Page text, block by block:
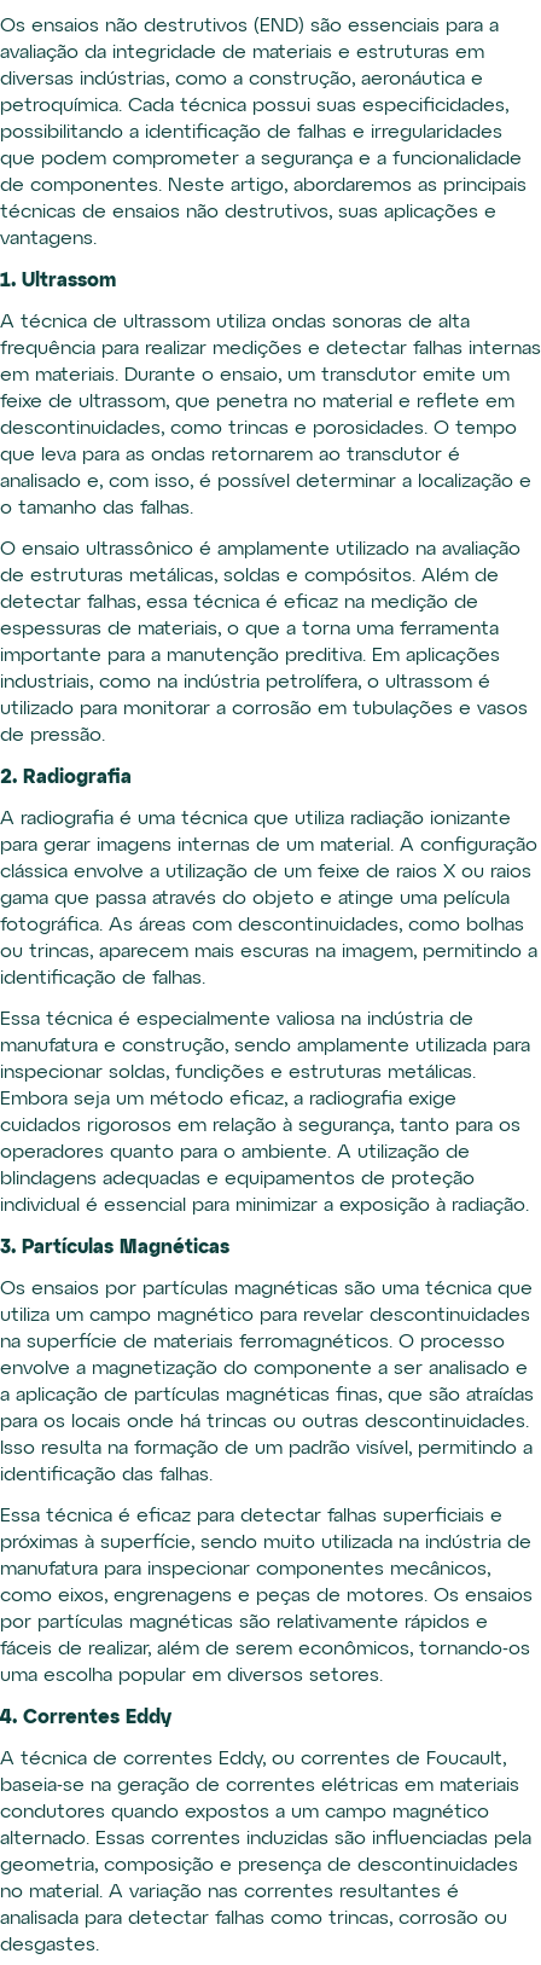
Os ensaios não destrutivos (END) são essenciais para a
avaliação da integridade de materiais e estruturas em
diversas indústrias, como a construção, aeronáutica e
petroquímica. Cada técnica possui suas especificidades,
possibilitando a identificação de falhas e irregularidades
que podem comprometer a segurança e a funcionalidade
de componentes. Neste artigo, abordaremos as principais
técnicas de ensaios não destrutivos, suas aplicações e
vantagens.
1. Ultrassom
A técnica de ultrassom utiliza ondas sonoras de alta
frequência para realizar medições e detectar falhas internas
em materiais. Durante o ensaio, um transdutor emite um
feixe de ultrassom, que penetra no material e reflete em
descontinuidades, como trincas e porosidades. O tempo
que leva para as ondas retornarem ao transdutor é
analisado e, com isso, é possível determinar a localização e
o tamanho das falhas.
O ensaio ultrassônico é amplamente utilizado na avaliação
de estruturas metálicas, soldas e compósitos. Além de
detectar falhas, essa técnica é eficaz na medição de
espessuras de materiais, o que a torna uma ferramenta
importante para a manutenção preditiva. Em aplicações
industriais, como na indústria petrolífera, o ultrassom é
utilizado para monitorar a corrosão em tubulações e vasos
de pressão.
2. Radiografia
A radiografia é uma técnica que utiliza radiação ionizante
para gerar imagens internas de um material. A configuração
clássica envolve a utilização de um feixe de raios X ou raios
gama que passa através do objeto e atinge uma película
fotográfica. As áreas com descontinuidades, como bolhas
ou trincas, aparecem mais escuras na imagem, permitindo a
identificação de falhas.
Essa técnica é especialmente valiosa na indústria de
manufatura e construção, sendo amplamente utilizada para
inspecionar soldas, fundições e estruturas metálicas.
Embora seja um método eficaz, a radiografia exige
cuidados rigorosos em relação à segurança, tanto para os
operadores quanto para o ambiente. A utilização de
blindagens adequadas e equipamentos de proteção
individual é essencial para minimizar a exposição à radiação.
3. Partículas Magnéticas
Os ensaios por partículas magnéticas são uma técnica que
utiliza um campo magnético para revelar descontinuidades
na superfície de materiais ferromagnéticos. O processo
envolve a magnetização do componente a ser analisado e
a aplicação de partículas magnéticas finas, que são atraídas
para os locais onde há trincas ou outras descontinuidades.
Isso resulta na formação de um padrão visível, permitindo a
identificação das falhas.
Essa técnica é eficaz para detectar falhas superficiais e
próximas à superfície, sendo muito utilizada na indústria de
manufatura para inspecionar componentes mecânicos,
como eixos, engrenagens e peças de motores. Os ensaios
por partículas magnéticas são relativamente rápidos e
fáceis de realizar, além de serem econômicos, tornando-os
uma escolha popular em diversos setores.
4. Correntes Eddy
A técnica de correntes Eddy, ou correntes de Foucault,
baseia-se na geração de correntes elétricas em materiais
condutores quando expostos a um campo magnético
alternado. Essas correntes induzidas são influenciadas pela
geometria, composição e presença de descontinuidades
no material. A variação nas correntes resultantes é
analisada para detectar falhas como trincas, corrosão ou
desgastes.